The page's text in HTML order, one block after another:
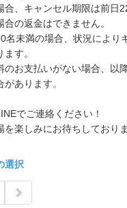
、キャンセル期限は前日
の返金はできません。
名未満の場合、状況により
す。
お支払いがない場合、以
あります。
でご連絡ください！
を楽しみにお待ちしており
選択